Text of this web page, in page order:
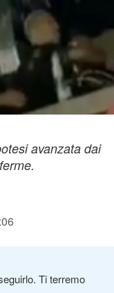
avanzata dai
Ti terremo